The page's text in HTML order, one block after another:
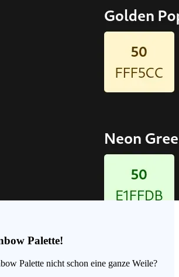
Palette!
Palette nicht schon eine ganze Weile?